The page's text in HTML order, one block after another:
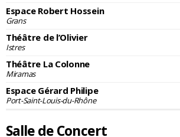
Espace Robert Hossein
Grans
Théâtre de l’Olivier
Istres
Théâtre La Colonne
Miramas
Espace Gérard Philipe
Port-Saint-Louis-du-Rhône
Salle de Concert